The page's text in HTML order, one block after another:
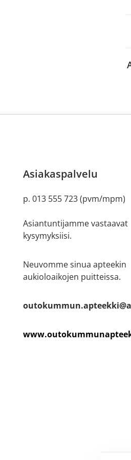
Asiakaspalvelu
p. 013 555 723 (pvm/mpm)
Asiantuntijamme vastaavat
kysymyksiisi.
Neuvomme sinua apteekin
aukioloaikojen puitteissa.